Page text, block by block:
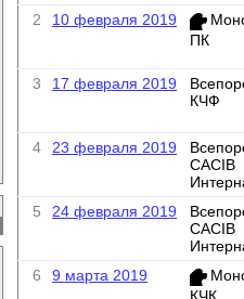
2
10 февраля 2019
ПК
3 17 февраля 2019
КЧФ
4 23 февраля 2019
CACIB
5
24 февраля 2019
CACIB
6
9 марта 2019